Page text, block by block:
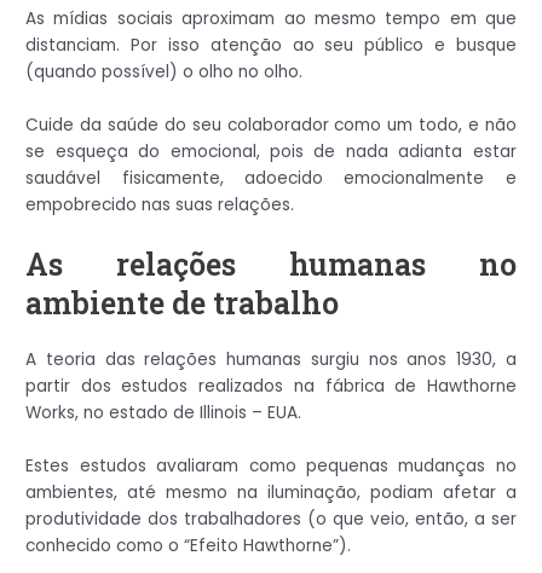
As mídias sociais aproximam ao mesmo tempo em que
distanciam. Por isso atenção ao seu público e busque
(quando possível) o olho no olho.
Cuide da saúde do seu colaborador como um todo, e não
se esqueça do emocional, pois de nada adianta estar
saudável fisicamente, adoecido emocionalmente e
empobrecido nas suas relações.
As relações humanas no
ambiente de trabalho
A teoria das relações humanas surgiu nos anos 1930, a
partir dos estudos realizados na fábrica de Hawthorne
Works, no estado de Illinois – EUA.
Estes estudos avaliaram como pequenas mudanças no
ambientes, até mesmo na iluminação, podiam afetar a
produtividade dos trabalhadores (o que veio, então, a ser
conhecido como o “Efeito Hawthorne”).